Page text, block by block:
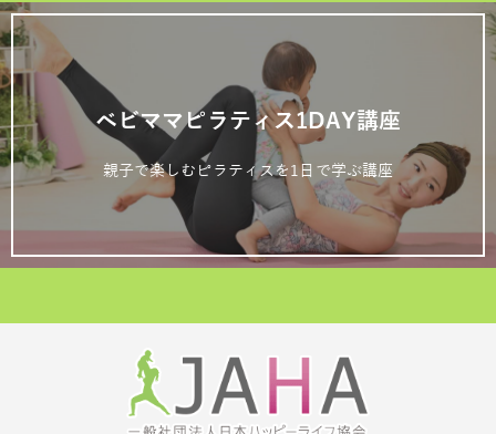
ベビママピラティス1DAY講座
親子で楽しむピラティスを1日で学ぶ講座